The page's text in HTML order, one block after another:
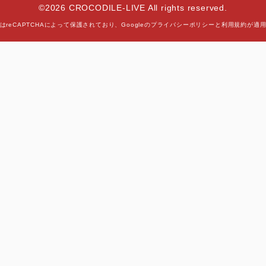
©2026 CROCODILE-LIVE All rights reserved.
reCAPTCHAによって保護されており、Googleのプライバシーポリシー と 利用規約が適